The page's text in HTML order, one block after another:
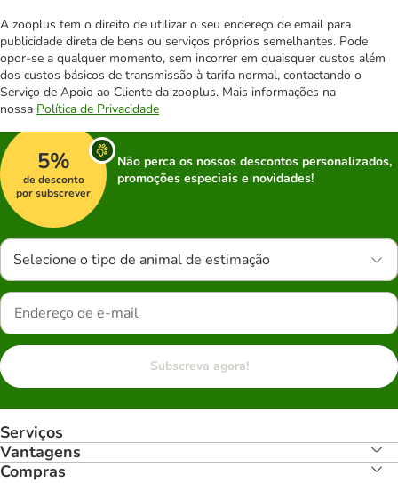
A zooplus tem o direito de utilizar o seu endereço de email para
publicidade direta de bens ou serviços próprios semelhantes. Pode
opor-se a qualquer momento, sem incorrer em quaisquer custos além
dos custos básicos de transmissão à tarifa normal, contactando o
Serviço de Apoio ao Cliente da zooplus. Mais informações na
nossa Política de Privacidade
5%
de desconto
por subscrever
Não perca os nossos descontos personalizados,
promoções especiais e novidades!
Selecione o tipo de animal de estimação
Subscreva agora!
Serviços
Vantagens
Compras